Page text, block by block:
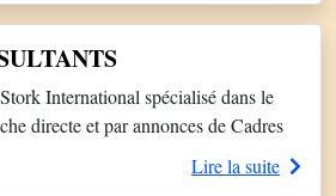
directe, de conseil en
de management […]
International spécialisé dans le
directe et par annonces de Cadres
Technique/Production, Financiers,
Lire la suite